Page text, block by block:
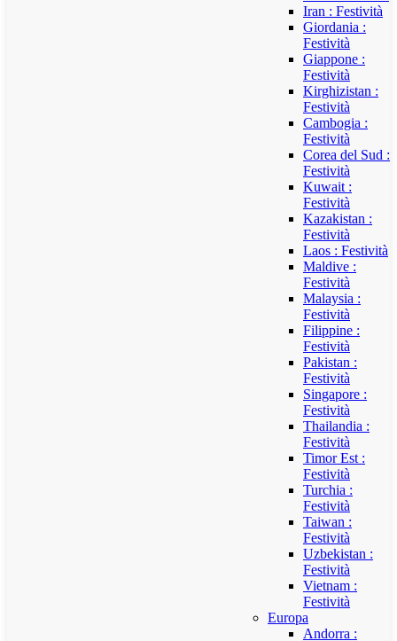
Iran : Festività
Giordania :
Festività
Giappone :
Festività
Kirghizistan :
Festività
Cambogia :
Festività
Corea del Sud :
Festività
Kuwait :
Festività
Kazakistan :
Festività
Laos : Festività
Maldive :
Festività
Malaysia :
Festività
Filippine :
Festività
Pakistan :
Festività
Singapore :
Festività
Thailandia :
Festività
Timor Est :
Festività
Turchia :
Festività
Taiwan :
Festività
Uzbekistan :
Festività
Vietnam :
Festività
Europa
Andorra :